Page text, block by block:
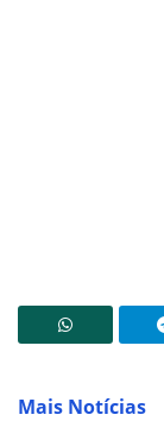
Mais Notícias